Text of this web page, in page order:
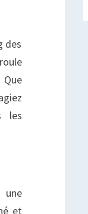
des
les
une
et